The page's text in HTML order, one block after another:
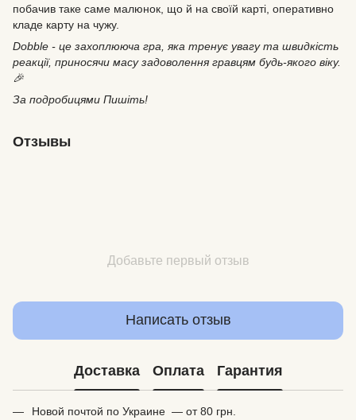
побачив таке саме малюнок, що й на своїй карті, оперативно
кладе карту на чужу.
Dobble - це захоплююча гра, яка тренує увагу та швидкість
реакції, приносячи масу задоволення гравцям будь-якого віку.
🎉
За подробицями Пишіть!
Отзывы
Добавьте первый отзыв
Написать отзыв
Доставка Оплата Гарантия
Новой почтой по Украине — от 80 грн.